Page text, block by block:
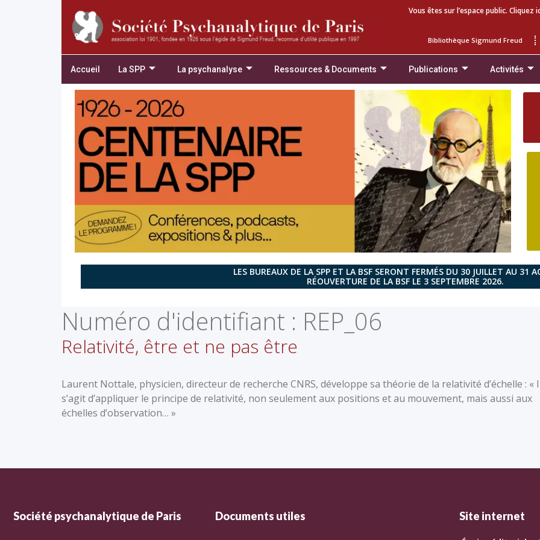
Vous êtes sur l’espace public.
Bibliothèque Sigmund Freud
Accueil La SPP La psychanalyse Ressources & Documents Publications Activités
LES BUREAUX DE LA SPP ET LA BSF SERONT FERMÉS DU 30 JUILLET AU 31
RÉOUVERTURE DE LA BSF LE 3 SEPTEMBRE 2026.
Numéro d'identifiant : REP_06
Relativité, être et ne pas être
Laurent Nottale, physicien, directeur de recherche CNRS, développe sa théorie de la relativité d’échelle : «
s’agit d’appliquer le principe de relativité, non seulement aux positions et au mouvement, mais aussi aux
échelles d’observation… »
Société psychanalytique de Paris Documents utiles Site internet